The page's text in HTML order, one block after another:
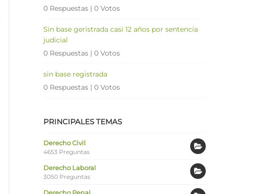
0 Respuestas | 0 Votos
Sin base geristrada casi 12 años por sentencia
judicial
0 Respuestas | 0 Votos
sin base registrada
0 Respuestas | 0 Votos
PRINCIPALES TEMAS
Derecho Civil
4653 Preguntas
Derecho Laboral
3050 Preguntas